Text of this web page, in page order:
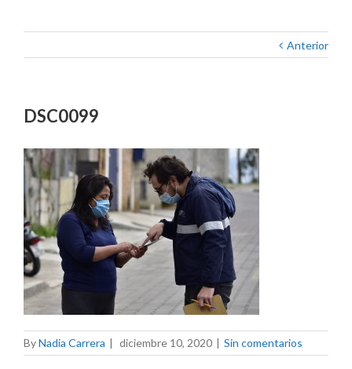
Anterior
DSC0099
ByNadia Carrera | diciembre 10, 2020 | Sin comentarios